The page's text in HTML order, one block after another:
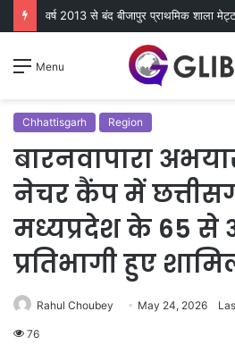
वर्ष 2013 से बंद बीजापुर प्राथमिक शाला
Menu
Chhattisgarh Region
बारनवापारा
नेचर कैंप में
मध्यप्रदेश के 65 से
प्रतिभागी हुए
Rahul Choubey May 24, 2026
76